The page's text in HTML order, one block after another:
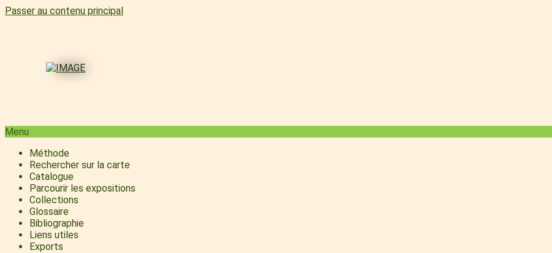
Passer au contenu principal
Menu
Méthode
Rechercher sur la carte
Catalogue
Parcourir les expositions
Collections
Glossaire
Bibliographie
Liens utiles
Exports